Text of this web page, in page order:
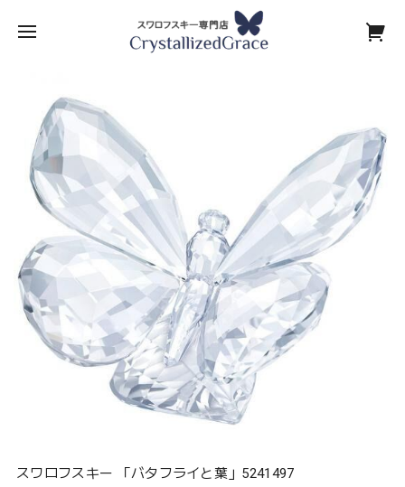
スワロフスキー 「バタフライと葉」5241497